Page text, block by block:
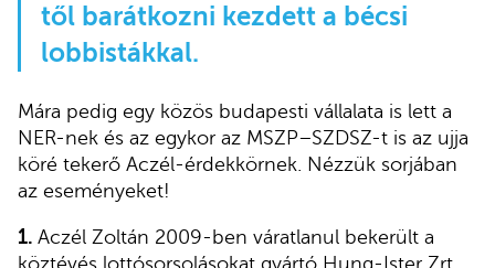
től barátkozni kezdett a bécsi
lobbistákkal.
Mára pedig egy közös budapesti vállalata is lett a
NER-nek és az egykor az MSZP–SZDSZ-t is az ujja
köré tekerő Aczél-érdekkörnek. Nézzük sorjában
az eseményeket!
1. Aczél Zoltán 2009-ben váratlanul bekerült a
köztévés lottósorsolásokat gyártó Hung-Ister Zrt.